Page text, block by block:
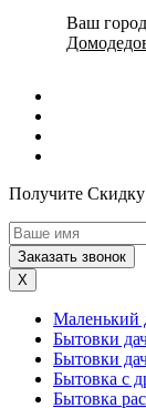
Ваш
Получите Скидку
X
Маленький
Бытовки
Бытовки
Бытовка с
Бытовка